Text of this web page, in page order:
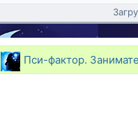
Пси-фактор.